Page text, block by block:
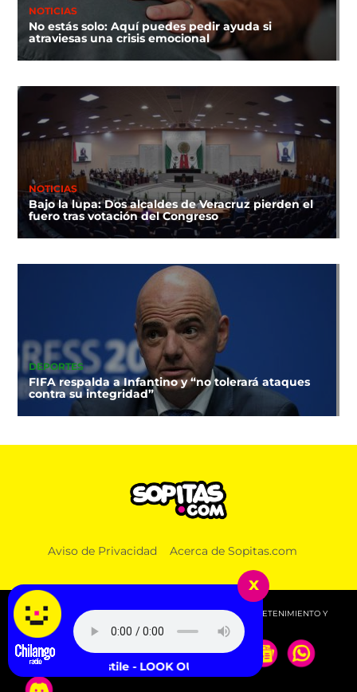
NOTICIAS
No estás solo: Aquí puedes pedir ayuda si
atraviesas una crisis emocional
NOTICIAS
Bajo la lupa: Dos alcaldes de Veracruz pierden el
fuero tras votación del Congreso
DEPORTES
FIFA respalda a Infantino y “no tolerará ataques
contra su integridad”
Aviso de Privacidad Acerca de Sopitas.com
© 2026 SOPITAS.COM - MÚSICA, NOTICIAS, DEPORTES, ENTRETENIMIENTO Y
MÁS!.
x
Turnstile - LOOK OUT FOR ME